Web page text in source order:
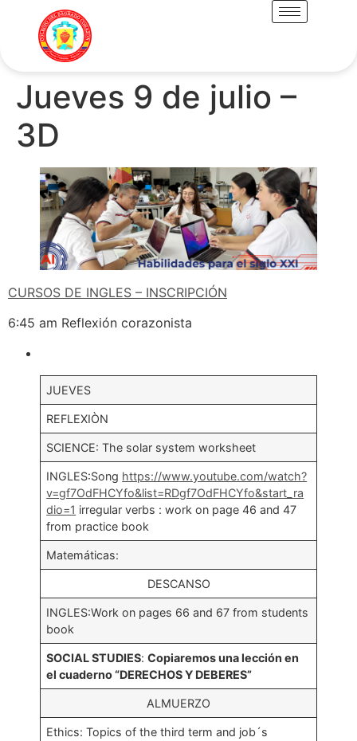
Jueves 9 de julio –
3D
CURSOS DE INGLES – INSCRIPCIÓN
6:45 am Reflexión corazonista
JUEVES
REFLEXIÒN
SCIENCE: The solar system worksheet
INGLES:Song https://www.youtube.com/watch?
v=gf7OdFHCYfo&list=RDgf7OdFHCYfo&start_ra
dio=1 irregular verbs : work on page 46 and 47
from practice book
Matemáticas:
DESCANSO
INGLES:Work on pages 66 and 67 from students
book
SOCIAL STUDIES:Copiaremos una lección en
el cuaderno “DERECHOS Y DEBERES”
ALMUERZO
Ethics: Topics of the third term and job´s